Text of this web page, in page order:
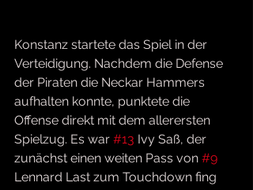
Konstanz startete das Spiel in der
Verteidigung. Nachdem die Defense
der Piraten die Neckar Hammers
aufhalten konnte, punktete die
Offense direkt mit dem allerersten
Spielzug. Es war #13 Ivy Saß, der
zunächst einen weiten Pass von #9
Lennard Last zum Touchdown fing